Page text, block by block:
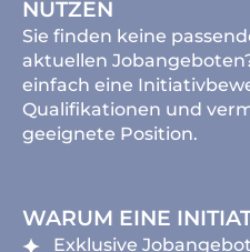
NUTZEN
Sie finden keine
aktuellen
einfach eine
Qualifikationen und
geeignete Position.
WARUM EINE
Exklusive